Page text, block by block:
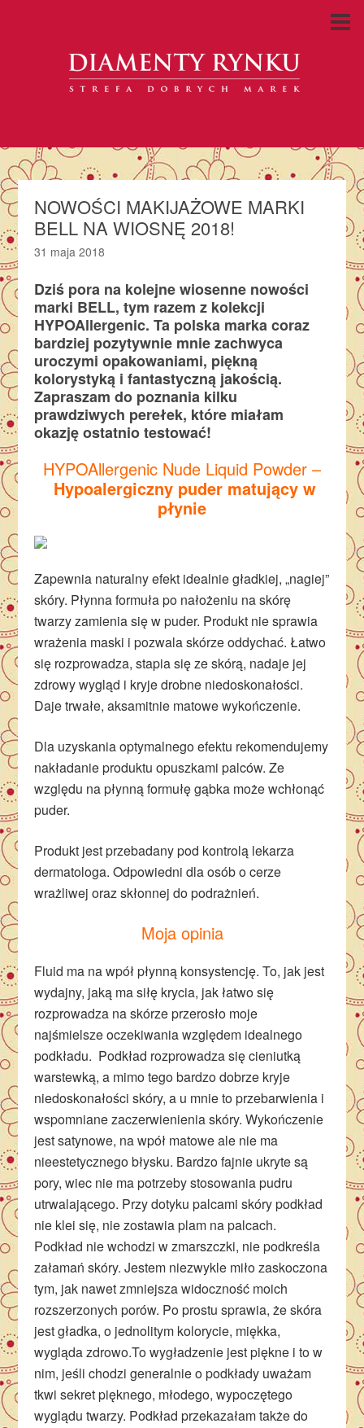
NOWOŚCI MAKIJAŻOWE MARKI
BELL NA WIOSNĘ 2018!
31 maja 2018
Dziś pora na kolejne wiosenne nowości
marki BELL, tym razem z kolekcji
HYPOAllergenic. Ta polska marka coraz
bardziej pozytywnie mnie zachwyca
uroczymi opakowaniami, piękną
kolorystyką i fantastyczną jakością.
Zapraszam do poznania kilku
prawdziwych perełek, które miałam
okazję ostatnio testować!
HYPOAllergenic Nude Liquid Powder –
Hypoalergiczny puder matujący w
płynie
Zapewnia naturalny efekt idealnie gładkiej, „nagiej”
skóry. Płynna formuła po nałożeniu na skórę
twarzy zamienia się w puder. Produkt nie sprawia
wrażenia maski i pozwala skórze oddychać. Łatwo
się rozprowadza, stapia się ze skórą, nadaje jej
zdrowy wygląd i kryje drobne niedoskonałości.
Daje trwałe, aksamitnie matowe wykończenie.
Dla uzyskania optymalnego efektu rekomendujemy
nakładanie produktu opuszkami palców. Ze
względu na płynną formułę gąbka może wchłonąć
puder.
Produkt jest przebadany pod kontrolą lekarza
dermatologa. Odpowiedni dla osób o cerze
wrażliwej oraz skłonnej do podrażnień.
Moja opinia
Fluid ma na wpół płynną konsystencję. To, jak jest
wydajny, jaką ma siłę krycia, jak łatwo się
rozprowadza na skórze przerosło moje
najśmielsze oczekiwania względem idealnego
podkładu. Podkład rozprowadza się cieniutką
warstewką, a mimo tego bardzo dobrze kryje
niedoskonałości skóry, a u mnie to przebarwienia i
wspomniane zaczerwienienia skóry. Wykończenie
jest satynowe, na wpół matowe ale nie ma
nieestetycznego błysku. Bardzo fajnie ukryte są
pory, wiec nie ma potrzeby stosowania pudru
utrwalającego. Przy dotyku palcami skóry podkład
nie klei się, nie zostawia plam na palcach.
Podkład nie wchodzi w zmarszczki, nie podkreśla
załamań skóry. Jestem niezwykle miło zaskoczona
tym, jak nawet zmniejsza widoczność moich
rozszerzonych porów. Po prostu sprawia, że skóra
jest gładka, o jednolitym kolorycie, miękka,
wygląda zdrowo.To wygładzenie jest piękne i to w
nim, jeśli chodzi generalnie o podkłady uważam
tkwi sekret pięknego, młodego, wypoczętego
wyglądu twarzy. Podkład przekazałam także do